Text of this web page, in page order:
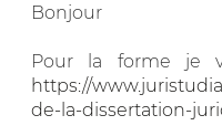
Bonjour
Pour la forme je
https://
de-la-dissertation-